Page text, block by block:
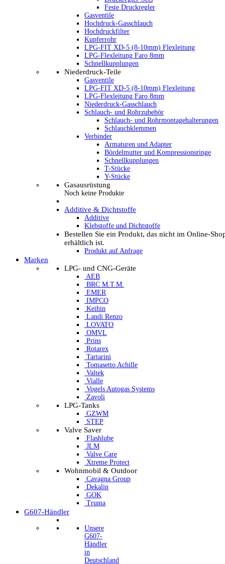
Feste Druckregler
Gasventile
Hochdruck-Gasschlauch
Hochdruckfilter
Kupferrohr
LPG-FIT XD-5 (8-10mm) Flexleitung
LPG-Flexleitung Faro 8mm
Schnellkupplungen
Niederdruck-Teile
Gasventile
LPG-FIT XD-5 (8-10mm) Flexleitung
LPG-Flexleitung Faro 8mm
Niederdruck-Gasschlauch
Schlauch- und Rohrzubehör
Schlauch- und Rohrmontagehalterungen
Schlauchklemmen
Verbinder
Armaturen und Adapter
Bördelmutter und Kompressionsringe
Schnellkupplungen
T-Stücke
Y-Stücke
Gasausrüstung
Noch keine Produkte
Additive & Dichtstoffe
Additive
Klebstoffe und Dichtstoffe
Bestellen Sie ein Produkt, das nicht im Online-
erhältlich ist.
Produkt auf Anfrage
Marken
LPG- und CNG-Geräte
AEB
BRC M.T.M.
EMER
IMPCO
Keihin
Landi Renzo
LOVATO
OMVL
Prins
Rotarex
Tartarini
Tomasetto Achille
Valtek
Vialle
Vogels Autogas Systems
Zavoli
LPG-Tanks
GZWM
STEP
Valve Saver
Flashlube
JLM
Valve Care
Xtreme Protect
Wohnmobil & Outdoor
Cavagna Group
Dekalin
GOK
Truma
G607-Händler
Unsere
G607-
Händler
in
Deutschland